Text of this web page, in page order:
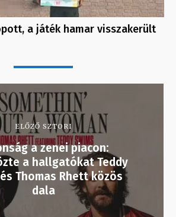
a játék hamar visszakerült
ELŐZŐ SZTORI
a zenei piacon:
a hallgatókat Teddy
Thomas Rhett közös
dala